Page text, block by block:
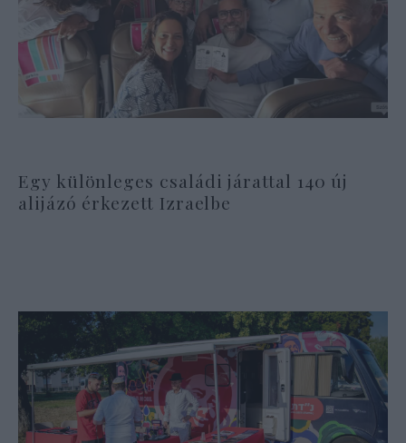
Egy különleges családi járattal 140 új
alijázó érkezett Izraelbe